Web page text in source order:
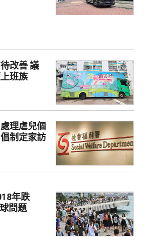
善 議
班族
理虐兒個
制定家訪
年跌
問題